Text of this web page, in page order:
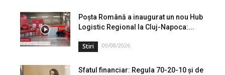
Credinței din...
Poșta Română a inaugurat un nou Hub
Logistic Regional la Cluj-Napoca:...
Stiri 09/08/2026
Sfatul financiar: Regula 70-20-10 și de